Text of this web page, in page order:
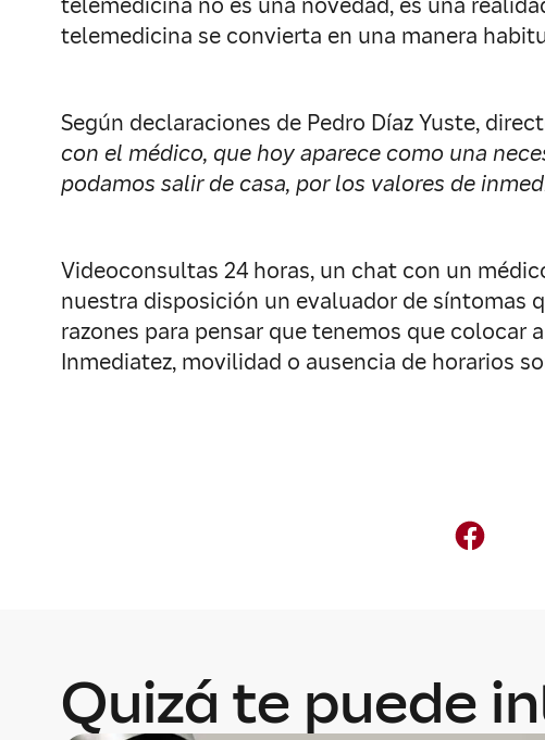
telemedicina se convierta en una manera
Según declaraciones de Pedro Díaz Yuste,
con el médico, que hoy aparece como una
podamos salir de casa, por los valores de
Videoconsultas 24 horas, un chat con un
nuestra disposición un evaluador de síntomas
razones para pensar que tenemos que
Inmediatez, movilidad o ausencia de horarios
Quizá te puede